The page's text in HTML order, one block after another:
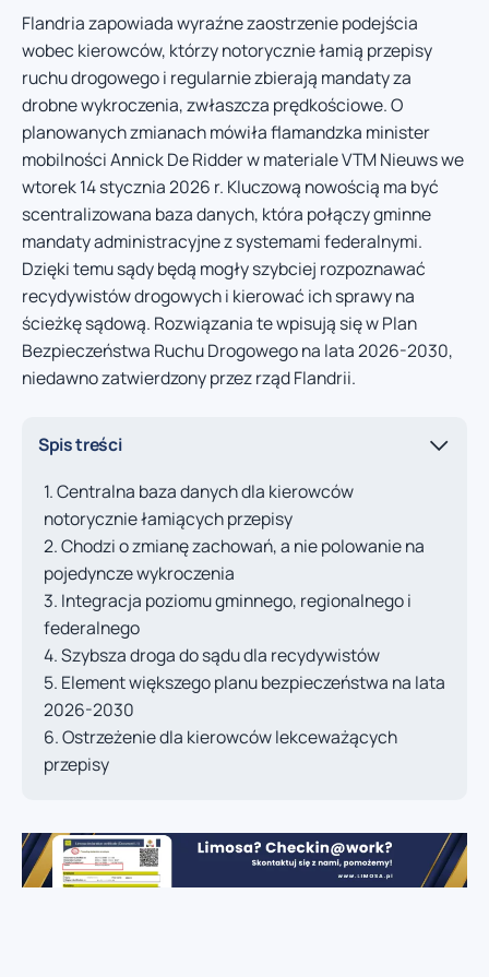
Flandria zapowiada wyraźne zaostrzenie podejścia
wobec kierowców, którzy notorycznie łamią przepisy
ruchu drogowego i regularnie zbierają mandaty za
drobne wykroczenia, zwłaszcza prędkościowe. O
planowanych zmianach mówiła flamandzka minister
mobilności Annick De Ridder w materiale VTM Nieuws we
wtorek 14 stycznia 2026 r. Kluczową nowością ma być
scentralizowana baza danych, która połączy gminne
mandaty administracyjne z systemami federalnymi.
Dzięki temu sądy będą mogły szybciej rozpoznawać
recydywistów drogowych i kierować ich sprawy na
ścieżkę sądową. Rozwiązania te wpisują się w Plan
Bezpieczeństwa Ruchu Drogowego na lata 2026-2030,
niedawno zatwierdzony przez rząd Flandrii.
Spis treści
Centralna baza danych dla kierowców
notorycznie łamiących przepisy
Chodzi o zmianę zachowań, a nie polowanie na
pojedyncze wykroczenia
Integracja poziomu gminnego, regionalnego i
federalnego
Szybsza droga do sądu dla recydywistów
Element większego planu bezpieczeństwa na lata
2026-2030
Ostrzeżenie dla kierowców lekceważących
przepisy